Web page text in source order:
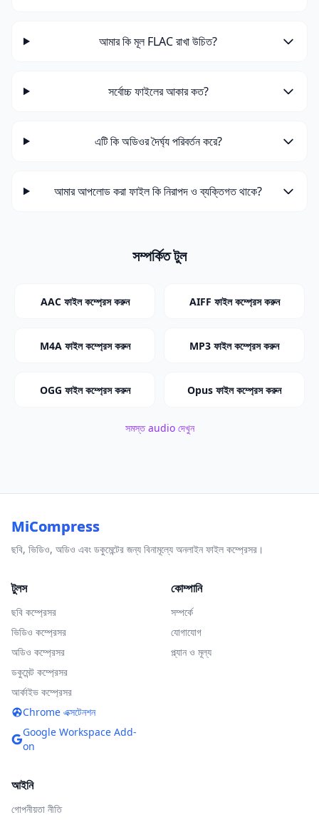
আমার কি মূল FLAC রাখা উচিত?
সর্বোচ্চ ফাইলের আকার কত?
এটি কি অডিওর দৈর্ঘ্য পরিবর্তন করে?
আমার আপলোড করা ফাইল কি নিরাপদ ও ব্যক্তিগত থাকে?
সম্পর্কিত টুল
AAC ফাইল কম্প্রেস করুন AIFF ফাইল কম্প্রেস করুন
M4A ফাইল কম্প্রেস করুন MP3 ফাইল কম্প্রেস করুন
OGG ফাইল কম্প্রেস করুন Opus ফাইল কম্প্রেস করুন
সমস্ত audio দেখুন
MiCompress
ছবি, ভিডিও, অডিও এবং ডকুমেন্টের জন্য বিনামূল্যে অনলাইন ফাইল কম্প্রেসর।
টুলস
ছবি কম্প্রেসর
ভিডিও কম্প্রেসর
অডিও কম্প্রেসর
ডকুমেন্ট কম্প্রেসর
আর্কাইভ কম্প্রেসর
Chrome এক্সটেনশন
Google Workspace Add-
on
কোম্পানি
সম্পর্কে
যোগাযোগ
প্ল্যান ও মূল্য
আইনি
গোপনীয়তা নীতি